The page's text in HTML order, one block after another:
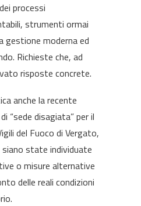
processi
strumenti ormai
gestione moderna ed
Richieste che, ad
risposte concrete.
anche la recente
“sede disagiata” per il
del Fuoco di Vergato,
state individuate
o misure alternative
delle reali condizioni